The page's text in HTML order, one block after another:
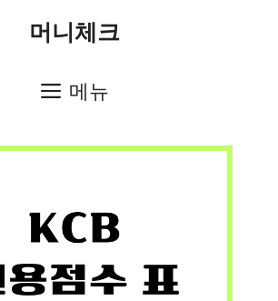
머니체크
메뉴